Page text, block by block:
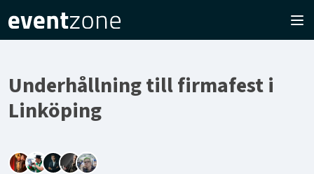
Underhållning till firmafest i
Linköping